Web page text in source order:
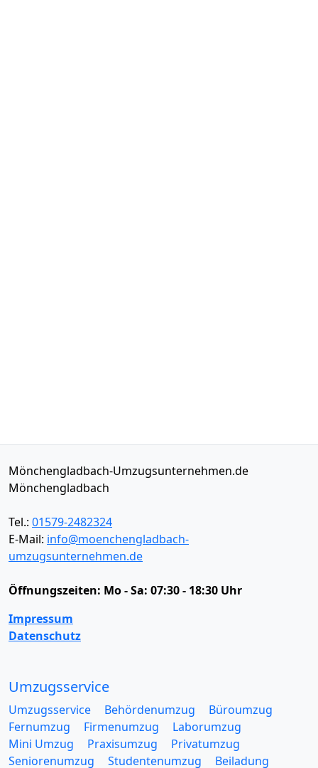
Mönchengladbach-Umzugsunternehmen.de
Mönchengladbach
Tel.: 01579-2482324
E-Mail: info@moenchengladbach-
umzugsunternehmen.de
Öffnungszeiten: Mo - Sa: 07:30 - 18:30 Uhr
Impressum
Datenschutz
Umzugsservice
Umzugsservice Behördenumzug
Büroumzug
Fernumzug
Firmenumzug
Laborumzug
Mini Umzug
Praxisumzug
Privatumzug
Seniorenumzug
Studentenumzug
Beiladung